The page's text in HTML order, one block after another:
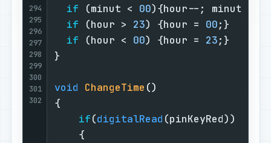
294
295
296
297
298
299
300
301
302
if (minut < 00){hour--; minut =
if (hour > 23) {hour = 00
if (hour < 00) {hour = 23
void ChangeTime ()
if(digitalRead